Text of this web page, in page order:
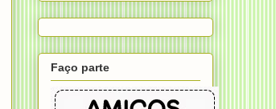
Faço parte